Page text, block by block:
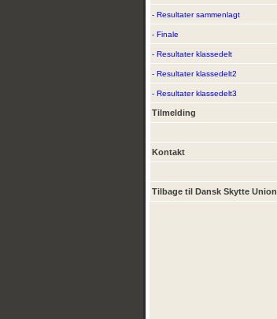
- Resultater sammenlagt
- Finale
- Resultater klassedelt
- Resultater klassedelt2
- Resultater klassedelt3
Tilmelding
Kontakt
Tilbage til Dansk Skytte Union